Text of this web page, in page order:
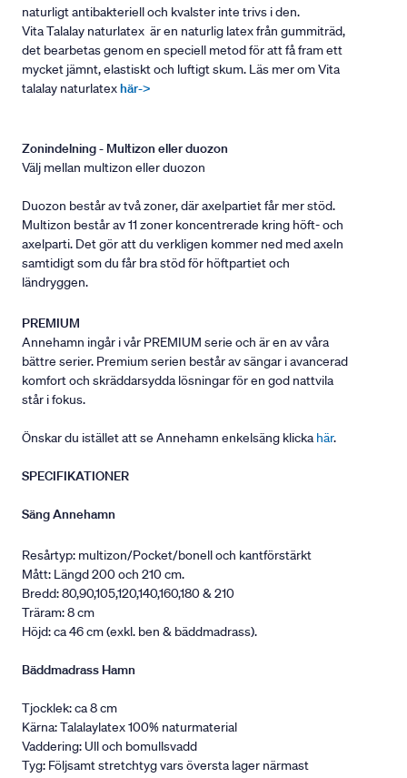
naturligt antibakteriell och kvalster inte trivs i den.
Vita Talalay naturlatex är en naturlig latex från gummiträd,
det bearbetas genom en speciell metod för att få fram ett
mycket jämnt, elastiskt och luftigt skum. Läs mer om Vita
talalay naturlatexhär->
Zonindelning - Multizon eller duozon
Välj mellan multizon eller duozon
Duozon består av två zoner, där axelpartiet får mer stöd.
Multizon består av 11 zoner koncentrerade kring höft- och
axelparti. Det gör att du verkligen kommer ned med axeln
samtidigt som du får bra stöd för höftpartiet och
ländryggen.
PREMIUM
Annehamn ingår i vår PREMIUM serie och är en av våra
bättre serier. Premium serien består av sängar i avancerad
komfort och skräddarsydda lösningar för en god nattvila
står i fokus.
Önskar du istället att se Annehamn enkelsäng klicka här.
SPECIFIKATIONER
Säng Annehamn
Resårtyp: multizon/Pocket/bonell och kantförstärkt
Mått: Längd 200 och 210 cm.
Bredd: 80,90,105,120,140,160,180 & 210
Träram: 8 cm
Höjd: ca 46 cm (exkl. ben & bäddmadrass).
Bäddmadrass Hamn
Tjocklek: ca 8 cm
Kärna: Talalaylatex 100% naturmaterial
Vaddering: Ull och bomullsvadd
Tyg: Följsamt stretchtyg vars översta lager närmast